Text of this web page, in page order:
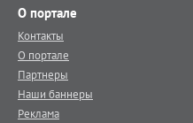
О портале
Контакты
О портале
Партнеры
Наши баннеры
Реклама